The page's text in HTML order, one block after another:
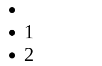
1
2